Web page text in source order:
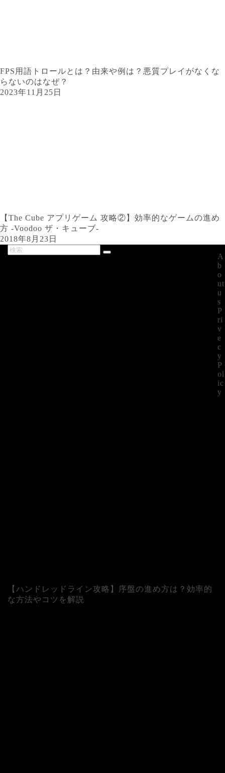
FPS用語トロールとは？由来や例は？悪質プレイがなくな
らないのはなぜ？
2023年11月25日
【The Cube アプリゲーム 攻略②】効率的なゲームの進め
方 -Voodoo ザ・キューブ-
2018年8月23日
【ハンドレッドライン攻略】序盤の進め方は？効率的
な方法やコツを解説
A
b
o
ut
u
s
P
ri
v
e
c
y
P
ol
ic
y